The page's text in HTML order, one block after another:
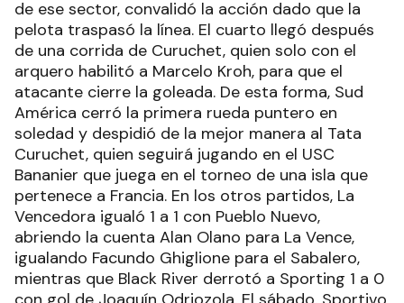
de ese sector, convalidó la acción dado que la
pelota traspasó la línea. El cuarto llegó después
de una corrida de Curuchet, quien solo con el
arquero habilitó a Marcelo Kroh, para que el
atacante cierre la goleada. De esta forma, Sud
América cerró la primera rueda puntero en
soledad y despidió de la mejor manera al Tata
Curuchet, quien seguirá jugando en el USC
Bananier que juega en el torneo de una isla que
pertenece a Francia. En los otros partidos, La
Vencedora igualó 1 a 1 con Pueblo Nuevo,
abriendo la cuenta Alan Olano para La Vence,
igualando Facundo Ghiglione para el Sabalero,
mientras que Black River derrotó a Sporting 1 a 0